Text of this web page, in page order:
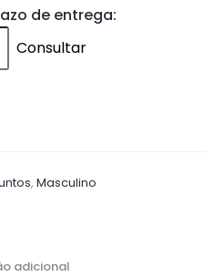
de entrega:
Consultar
, Masculino
adicional